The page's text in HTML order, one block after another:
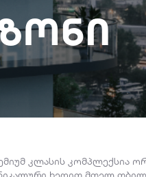
კლასის კომპლექსია